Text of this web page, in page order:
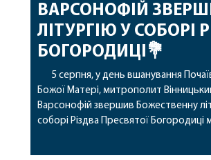
ВАРСОНОФІЙ
ЛІТУРГІЮ У СОБОРІ
БОГОРОДИЦІ💐
5 серпня, у день вшанування
Божої Матері, митрополит
Варсонофій звершив Божественну
соборі Різдва Пресвятої Богородиці
Його Високопреосвященству